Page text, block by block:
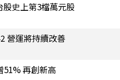
股史上第3檔萬元股
營運將持續改善
51% 再創新高